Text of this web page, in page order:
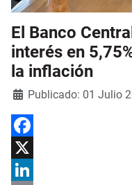
El Banco
interés en
la inflación
DetallesPublicado: 01 Julio
Facebook
X